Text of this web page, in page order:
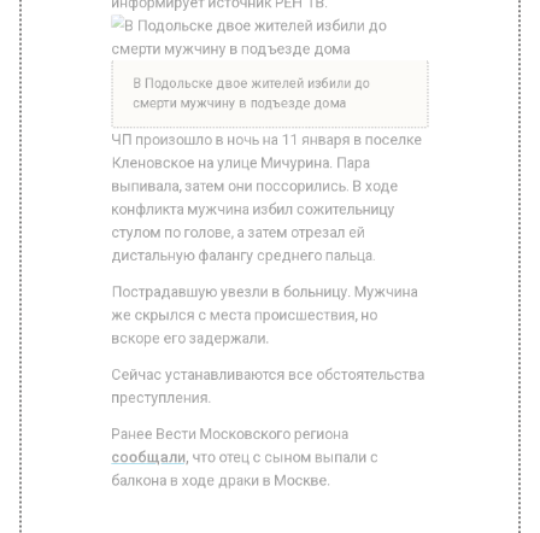
В Подольске двое жителей избили до
смерти мужчину в подъезде дома
ЧП произошло в ночь на 11 января в поселке
Кленовское на улице Мичурина. Пара
выпивала, затем они поссорились. В ходе
конфликта мужчина избил сожительницу
стулом по голове, а затем отрезал ей
дистальную фалангу среднего пальца.
Пострадавшую увезли в больницу. Мужчина
же скрылся с места происшествия, но
Сейчас устанавливаются все обстоятельства
преступления.
Ранее Вести Московского региона